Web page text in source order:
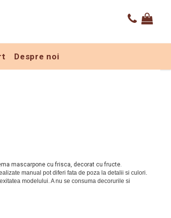
Despre noi
mascarpone cu frisca, decorat cu fructe.